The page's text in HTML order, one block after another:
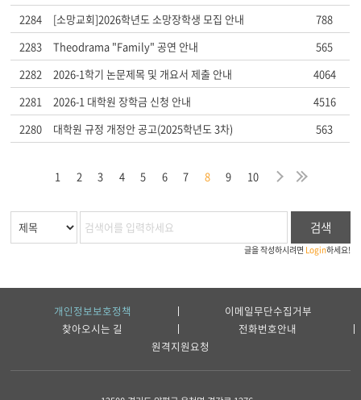
2284 [소망교회]2026학년도 소망장학생 모집 안내
788
2283
Theodrama "Family" 공연 안내
565
2282
2026-1학기 논문제목 및 개요서 제출 안내
4064
2281
2026-1 대학원 장학금 신청 안내
4516
2280
대학원 규정 개정안 공고(2025학년도 3차) 563
1 2 3 4 5 6 7 8 9 10 다 마
검색
글을 작성하시려면 Login하세요!
개인정보보호정책
이메일무단수집거부
찾아오시는 길
전화번호안내
원격지원요청